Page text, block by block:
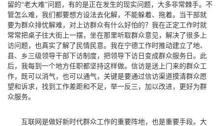
留的“老大难”问题，有的是正在发生的现实问题，大多非常棘手。不
管怎么难，我们都要想方设法去化解，不能躲着、拖着。当干部就
要为群众排忧解难，对上访群众有什么好怕的？我在正定工作时就
常常把桌子往大街上一摆，坐在那里听取群众意见，解决了很多上
访问题，也真实了解了民情民意。我在宁德工作时推动建立了地、
县、乡三级领导干部下访制度，把领导下访日变成群众服务日。此
后，我每到一个地方任职都坚持这样做。信访是送上门来的群众工
作，既可以消气，也可以通气，关键是要通过信访渠道摸清群众愿
望和诉求，找到工作差距和不足，举一反三，加以改进，更好为群
众服务。
互联网是做好新时代群众工作的重要阵地，也是重要手段。大